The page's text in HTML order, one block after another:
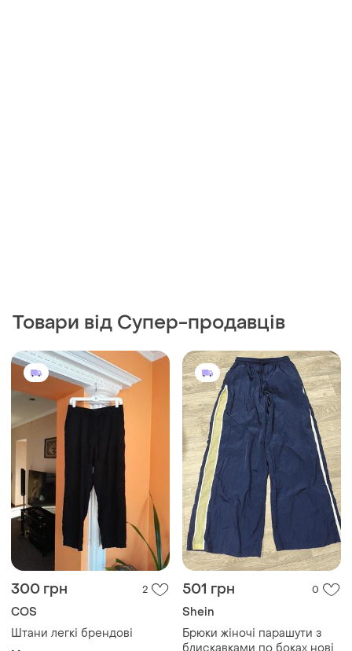
300 грн 2
COS
Штани легкі брендові
M
501 грн
Shein
Брюки жіночі парашути з
блискавками по боках нові
M і ще 1